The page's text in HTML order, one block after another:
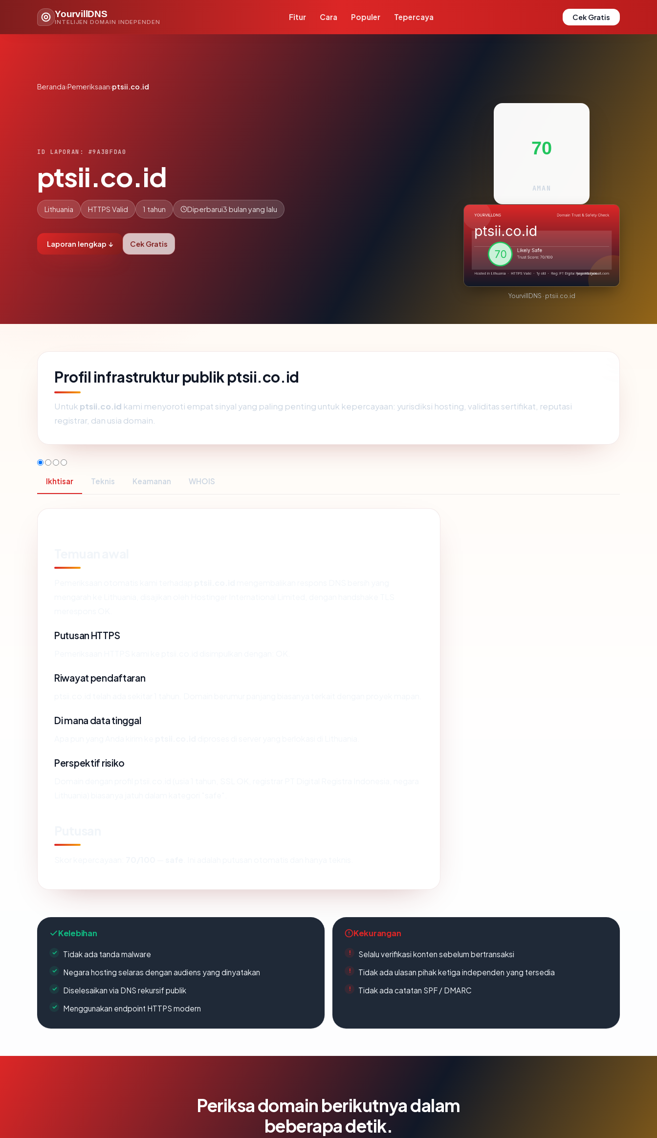
YourvillDNS
INTELIJEN DOMAIN INDEPENDEN
Fitur Cara Populer Tepercaya Cek Gratis
Beranda›Pemeriksaan›ptsii.co.id
ID LAPORAN: #9A3BFDA0
ptsii.co.id
Lithuania HTTPS Valid 1 tahun Diperbarui3 bulan yang lalu
Laporan lengkap ↓ Cek Gratis
70
AMAN
YourvillDNS · ptsii.co.id
Profil infrastruktur publik ptsii.co.id
Untuk ptsii.co.id kami menyoroti empat sinyal yang paling penting untuk kepercayaan: yurisdiksi hosting, validitas sertifikat, reputasi
registrar, dan usia domain.
Ikhtisar Teknis Keamanan WHOIS
Putusan HTTPS
Riwayat pendaftaran
Di mana data tinggal
Perspektif risiko
Kelebihan
Tidak ada tanda malware
Negara hosting selaras dengan audiens yang dinyatakan
Diselesaikan via DNS rekursif publik
Menggunakan endpoint HTTPS modern
Kekurangan
Selalu verifikasi konten sebelum bertransaksi
Tidak ada ulasan pihak ketiga independen yang tersedia
Tidak ada catatan SPF / DMARC
Periksa domain berikutnya dalam
beberapa detik.